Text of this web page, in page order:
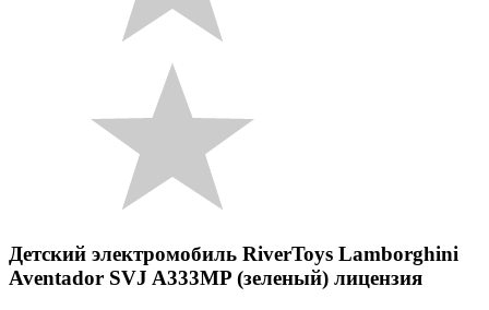
Детский электромобиль RiverToys Lamborghini
Aventador SVJ A333MP (зеленый) лицензия